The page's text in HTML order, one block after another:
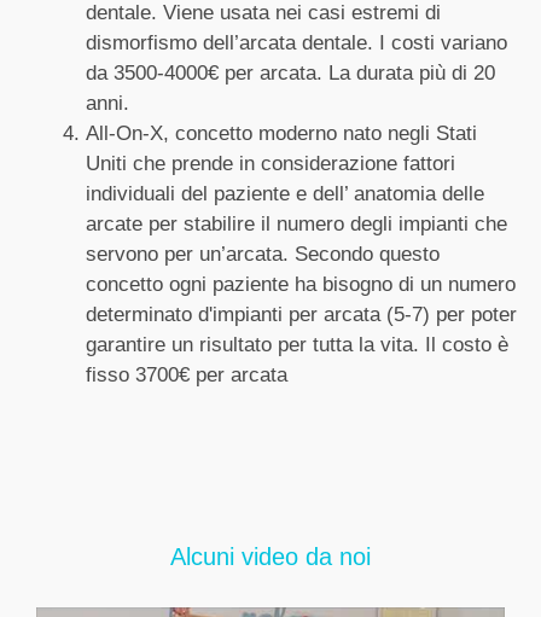
dentale. Viene usata nei casi estremi di
dismorfismo dell’arcata dentale. I costi variano
da 3500-4000€ per arcata. La durata più di 20
anni.
All-On-X, concetto moderno nato negli Stati
Uniti che prende in considerazione fattori
individuali del paziente e dell’ anatomia delle
arcate per stabilire il numero degli impianti che
servono per un’arcata. Secondo questo
concetto ogni paziente ha bisogno di un numero
determinato d'impianti per arcata (5-7) per poter
garantire un risultato per tutta la vita. Il costo è
fisso 3700€ per arcata
Alcuni video da noi
Video VVVyLUxtNmk4RzRFYlU1enpaY1hxeVdBLm1COV9lOHd4Wklv
YouTube